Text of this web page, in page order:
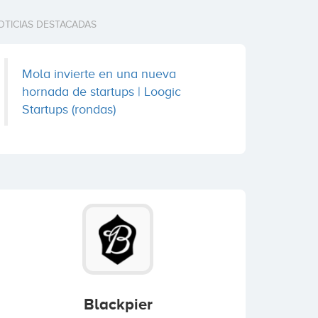
DESTACADAS
Mola invierte en una nueva
hornada de startups | Loogic
Startups (rondas)
Blackpier